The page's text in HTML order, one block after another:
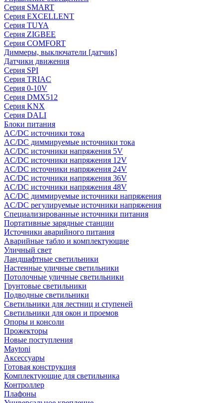
Серия SMART
Серия EXCELLENT
Серия TUYA
Серия ZIGBEE
Серия COMFORT
Диммеры, выключатели [датчик]
Датчики движения
Серия SPI
Серия TRIAC
Серия 0-10V
Серия DMX512
Серия KNX
Серия DALI
Блоки питания
AC/DC источники тока
AC/DC диммируемые источники тока
AC/DC источники напряжения 5V
AC/DC источники напряжения 12V
AC/DC источники напряжения 24V
AC/DC источники напряжения 36V
AC/DC источники напряжения 48V
AC/DC диммируемые источники напряжения
AC/DC регулируемые источники напряжения
Специализированные источники питания
Портативные зарядные станции
Источники аварийного питания
Аварийные табло и комплектующие
Уличный свет
Ландшафтные светильники
Настенные уличные светильники
Потолочные уличные светильники
Грунтовые светильники
Подводные светильники
Светильники для лестниц и ступеней
Светильники для окон и проемов
Опоры и консоли
Прожекторы
Новые поступления
Maytoni
Аксессуары
Готовая конструкция
Комплектующие для светильника
Контроллер
Плафоны